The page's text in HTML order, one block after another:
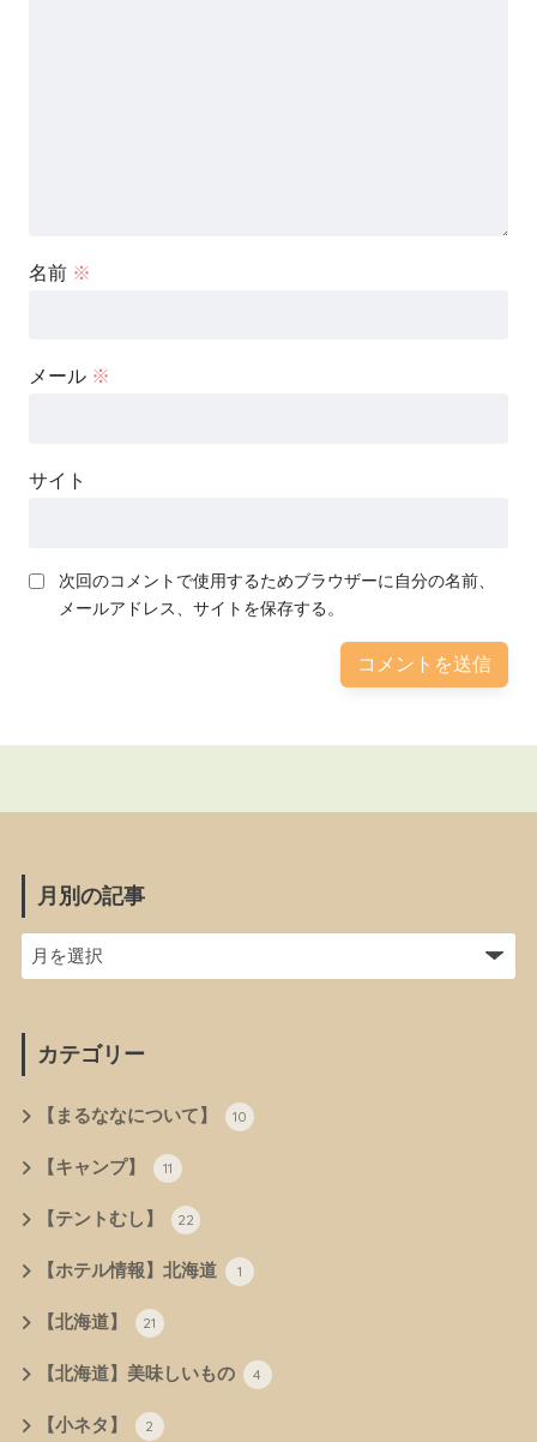
名前 ※
メール ※
サイト
次回のコメントで使用するためブラウザーに自分の名前、
メールアドレス、サイトを保存する。
月別の記事
カテゴリー
【まるななについて】 10
【キャンプ】 11
【テントむし】 22
【ホテル情報】北海道 1
【北海道】 21
【北海道】美味しいもの 4
【小ネタ】 2